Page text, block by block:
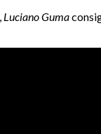
Luciano Guma